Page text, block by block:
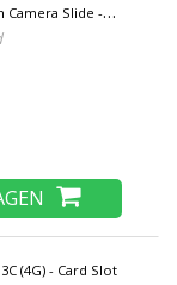
Camera Slide -
(4G) - Card Slot